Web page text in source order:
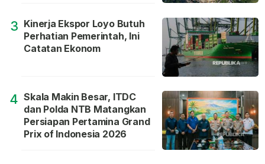
3 Kinerja Ekspor Loyo Butuh
Perhatian Pemerintah, Ini
Catatan Ekonom
4 Skala Makin Besar, ITDC
dan Polda NTB Matangkan
Persiapan Pertamina Grand
Prix of Indonesia 2026